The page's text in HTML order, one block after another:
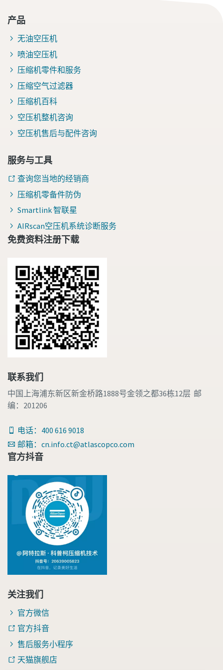
产品
无油空压机
喷油空压机
压缩机零件和服务
压缩空气过滤器
压缩机百科
空压机整机咨询
空压机售后与配件咨询
服务与工具
查询您当地的经销商
压缩机零备件防伪
Smartlink 智联星
AIRscan空压机系统诊断服务
免费资料注册下载
联系我们
中国上海浦东新区新金桥路1888号金领之都36栋12层 邮
编：201206
电话：400 616 9018
邮箱：cn.info.ct@atlascopco.com
官方抖音
关注我们
官方微信
官方抖音
售后服务小程序
天猫旗舰店